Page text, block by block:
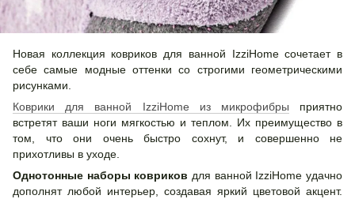
Новая коллекция ковриков для ванной IzziHome сочетает в
себе самые модные оттенки со строгими геометрическими
рисунками.
Коврики для ванной IzziHome из микрофибры приятно
встретят ваши ноги мягкостью и теплом. Их преимущество в
том, что они очень быстро сохнут, и совершенно не
прихотливы в уходе.
Однотонные наборы ковриков для ванной IzziHome удачно
дополнят любой интерьер, создавая яркий цветовой акцент.